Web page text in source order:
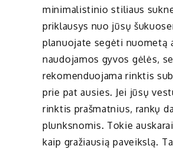
minimalistinio stiliaus
priklausys nuo jūsų
planuojate segėti nuometą
naudojamos gyvos gėlės,
rekomenduojama rinktis
prie pat ausies. Jei jūsų
rinktis prašmatnius, rankų
plunksnomis. Tokie
kaip gražiausią paveikslą.